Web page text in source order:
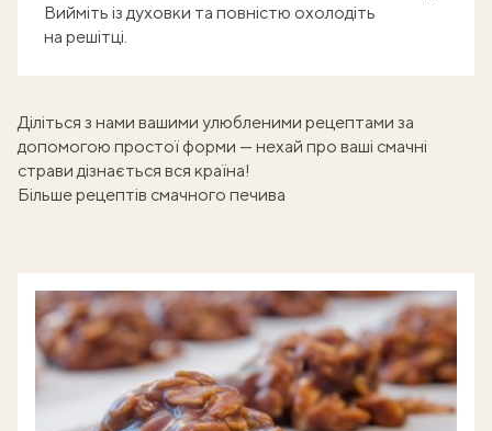
Вийміть із духовки та повністю охолодіть
на решітці.
Діліться з нами вашими улюбленими рецептами за
допомогою простої форми — нехай про ваші смачні
страви дізнається вся країна!
Більше рецептів смачного печива